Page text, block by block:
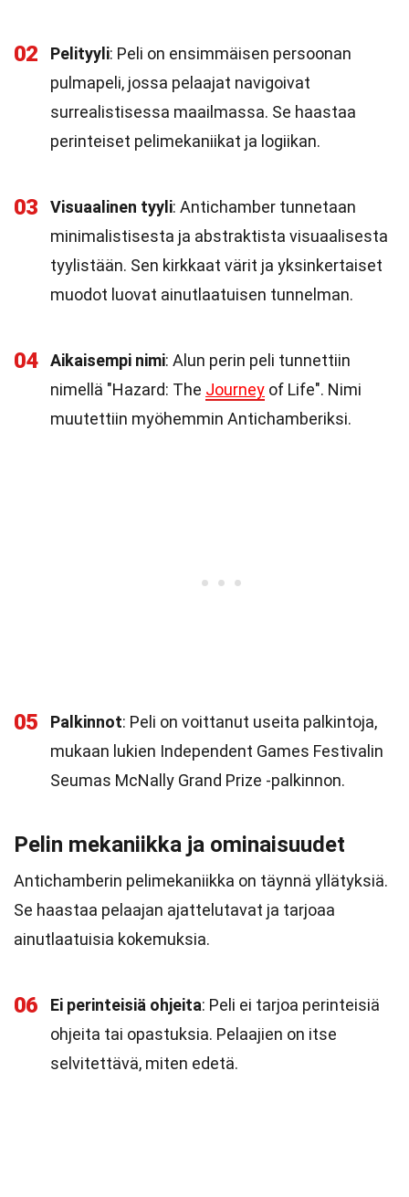
02 Pelityyli: Peli on ensimmäisen persoonan
pulmapeli, jossa pelaajat navigoivat
surrealistisessa maailmassa. Se haastaa
perinteiset pelimekaniikat ja logiikan.
03 Visuaalinen tyyli: Antichamber tunnetaan
minimalistisesta ja abstraktista visuaalisesta
tyylistään. Sen kirkkaat värit ja yksinkertaiset
muodot luovat ainutlaatuisen tunnelman.
04 Aikaisempi nimi: Alun perin peli tunnettiin
nimellä "Hazard: The Journey of Life". Nimi
muutettiin myöhemmin Antichamberiksi.
05 Palkinnot: Peli on voittanut useita palkintoja,
mukaan lukien Independent Games Festivalin
Seumas McNally Grand Prize -palkinnon.
Pelin mekaniikka ja ominaisuudet
Antichamberin pelimekaniikka on täynnä yllätyksiä.
Se haastaa pelaajan ajattelutavat ja tarjoaa
ainutlaatuisia kokemuksia.
06 Ei perinteisiä ohjeita: Peli ei tarjoa perinteisiä
ohjeita tai opastuksia. Pelaajien on itse
selvitettävä, miten edetä.